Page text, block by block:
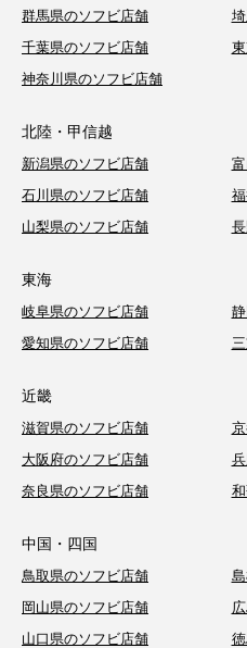
群馬県のソフビ店舗
千葉県のソフビ店舗
神奈川県のソフビ店舗
北陸・甲信越
新潟県のソフビ店舗
石川県のソフビ店舗
山梨県のソフビ店舗
東海
岐阜県のソフビ店舗
愛知県のソフビ店舗
近畿
滋賀県のソフビ店舗
大阪府のソフビ店舗
奈良県のソフビ店舗
中国・四国
鳥取県のソフビ店舗
岡山県のソフビ店舗
山口県のソフビ店舗